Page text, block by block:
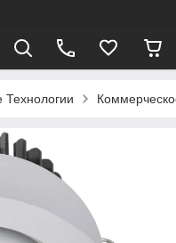
Технологии